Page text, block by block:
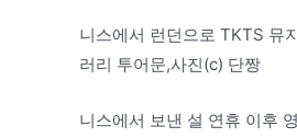
니스에서 런던으로 TKTS 뮤
러리 투어문,사진(c) 단짱
니스에서 보낸 설 연휴 이후